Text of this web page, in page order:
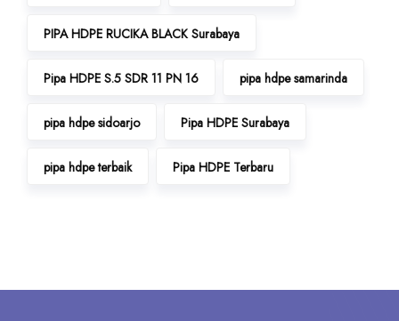
PIPA HDPE RUCIKA BLACK Surabaya
Pipa HDPE S.5 SDR 11 PN 16 pipa hdpe samarinda
pipa hdpe sidoarjo Pipa HDPE Surabaya
pipa hdpe terbaik Pipa HDPE Terbaru